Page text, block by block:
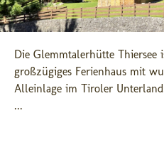
Die Glemmtalerhütte Thiersee
großzügiges Ferienhaus mit
Alleinlage im Tiroler
...